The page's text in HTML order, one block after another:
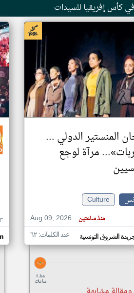
التونسية
المنستير الدولي ...
مرآة لوجع
Culture
Aug 09, 2026
منذ ساعتين
الشروق التونسية عدد الكلمات: ٦٢
منذ ٤
ساعات